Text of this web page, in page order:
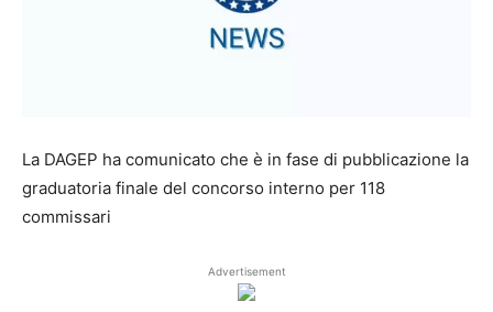
La DAGEP ha comunicato che è in fase di pubblicazione la
graduatoria finale del concorso interno per 118
commissari
Advertisement